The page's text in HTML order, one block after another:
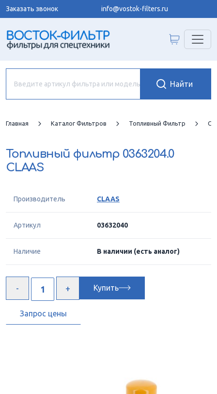
Заказать звонок info@vostok-filters.ru
Главная Каталог Фильтров Топливный Фильтр
Топливный фильтр 0363204.0
CLAAS
Производитель CLAAS
Артикул 03632040
Наличие В наличии (есть аналог)
Купить
Запрос цены